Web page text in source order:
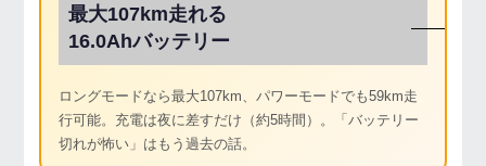
最大107km走れる
16.0Ahバッテリー
ロングモードなら最大107km、パワーモードでも59km走
行可能。充電は夜に差すだけ（約5時間）。「バッテリー
切れが怖い」はもう過去の話。